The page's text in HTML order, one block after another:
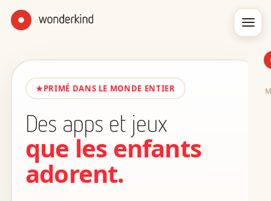
★PRIMÉ DANS LE MONDE ENTIER
Des apps et jeux
que les enfants
adorent.